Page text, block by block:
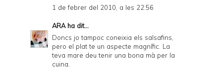
1 de febrer del 2010, a les 22:56
ARAha dit...
Doncs jo tampoc coneixia els salsafins,
pero el plat te un aspecte magnífic. La
teva mare deu tenir una bona mà per la
cuina.